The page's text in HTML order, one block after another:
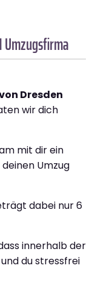
Dresden
wir dich
mit dir ein
Umzug
dabei nur 6
innerhalb der
du stressfrei